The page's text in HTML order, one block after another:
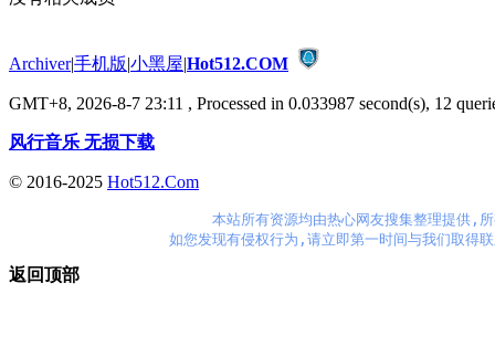
Archiver|手机版|小黑屋|Hot512.COM
GMT+8, 2026-8-7 23:11 , Processed in 0.033987 second(s), 12
风行音乐 无损下载
© 2016-2025 Hot512.Com
本站所有资源均由热心网友搜集整理提供,
如您发现有侵权行为,请立即第一时间与我们取得
返回顶部